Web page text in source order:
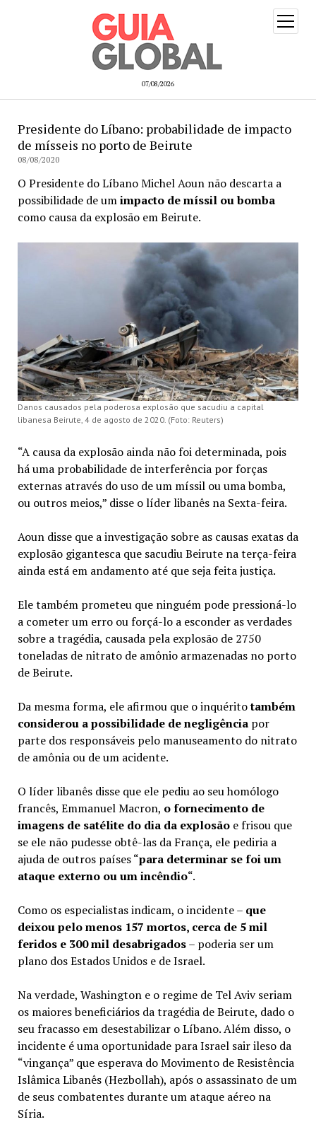
07/08/2026
open
menu
Presidente do Líbano: probabilidade de impacto
de mísseis no porto de Beirute
08/08/2020
O Presidente do Líbano Michel Aoun não descarta a
possibilidade de umimpacto demíssil ou bomba
como causa da explosão em Beirute.
Danos causados pela poderosa explosão que sacudiu a capital
libanesa Beirute, 4 de agosto de 2020. (Foto: Reuters)
“A causa da explosão ainda não foi determinada, pois
há uma probabilidade de interferência por forças
externas através do uso de um míssil ou uma bomba,
ou outros meios,” disse o líder libanês na Sexta-feira.
Aoun disse que a investigação sobre as causas exatas da
explosão gigantesca que sacudiu Beirute na terça-feira
ainda está em andamento até que seja feita justiça.
Ele também prometeu que ninguém pode pressioná-lo
a cometer um erro ou forçá-lo a esconder as verdades
sobre a tragédia, causada pela explosão de 2750
toneladas de nitrato de amônio armazenadas no porto
de Beirute.
Da mesma forma, ele afirmou que o inquéritotambém
considerou a possibilidade de negligênciapor
parte dos responsáveis pelo manuseamento do nitrato
de amônia ou de um acidente.
O líder libanês disse que ele pediu ao seu homólogo
francês, Emmanuel Macron, o fornecimento de
imagens de satélite do dia da explosão e frisou que
se ele não pudesse obtê-las da França, ele pediria a
ajuda de outros países “para determinar se foi um
ataque externo ou um incêndio“.
Como os especialistas indicam, o incidente – que
deixou pelo menos 157 mortos, cerca de 5 mil
feridos e 300 mil desabrigados– poderia ser um
plano dos Estados Unidos e de Israel.
Na verdade, Washington e o regime de Tel Aviv seriam
os maiores beneficiários da tragédia de Beirute, dado o
seu fracasso em desestabilizar o Líbano. Além disso, o
incidente é uma oportunidade para Israel sair ileso da
“vingança” que esperava do Movimento de Resistência
Islâmica Libanês (Hezbollah), após o assassinato de um
de seus combatentes durante um ataque aéreo na
Síria.